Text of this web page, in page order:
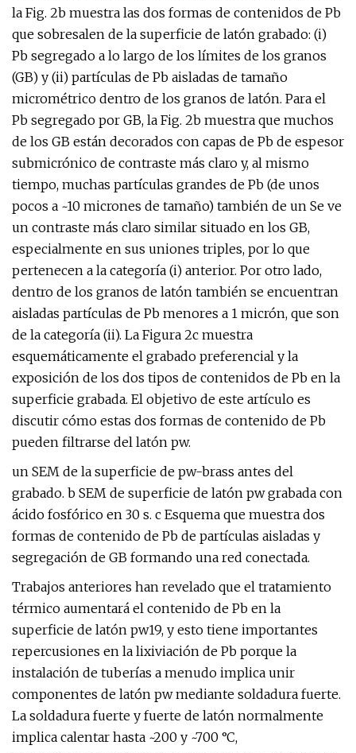
la Fig. 2b muestra las dos formas de contenidos de Pb
que sobresalen de la superficie de latón grabado: (i)
Pb segregado a lo largo de los límites de los granos
(GB) y (ii) partículas de Pb aisladas de tamaño
micrométrico dentro de los granos de latón. Para el
Pb segregado por GB, la Fig. 2b muestra que muchos
de los GB están decorados con capas de Pb de espesor
submicrónico de contraste más claro y, al mismo
tiempo, muchas partículas grandes de Pb (de unos
pocos a ~10 micrones de tamaño) también de un Se ve
un contraste más claro similar situado en los GB,
especialmente en sus uniones triples, por lo que
pertenecen a la categoría (i) anterior. Por otro lado,
dentro de los granos de latón también se encuentran
aisladas partículas de Pb menores a 1 micrón, que son
de la categoría (ii). La Figura 2c muestra
esquemáticamente el grabado preferencial y la
exposición de los dos tipos de contenidos de Pb en la
superficie grabada. El objetivo de este artículo es
discutir cómo estas dos formas de contenido de Pb
pueden filtrarse del latón pw.
un SEM de la superficie de pw-brass antes del
grabado. b SEM de superficie de latón pw grabada con
ácido fosfórico en 30 s. c Esquema que muestra dos
formas de contenido de Pb de partículas aisladas y
segregación de GB formando una red conectada.
Trabajos anteriores han revelado que el tratamiento
térmico aumentará el contenido de Pb en la
superficie de latón pw19, y esto tiene importantes
repercusiones en la lixiviación de Pb porque la
instalación de tuberías a menudo implica unir
componentes de latón pw mediante soldadura fuerte.
La soldadura fuerte y fuerte de latón normalmente
implica calentar hasta ~200 y ~700 °C,